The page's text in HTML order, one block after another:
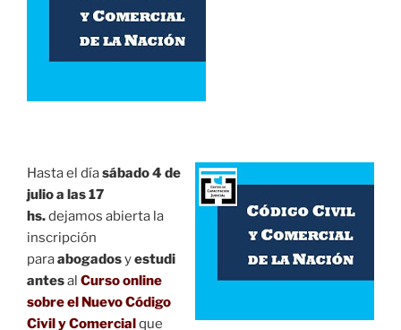
Hasta el díasábado 4 de
julio a las 17
hs.dejamos abierta la
inscripción
paraabogadosyestudi
antesal Curso online
sobre el Nuevo Código
Civil y Comercialque